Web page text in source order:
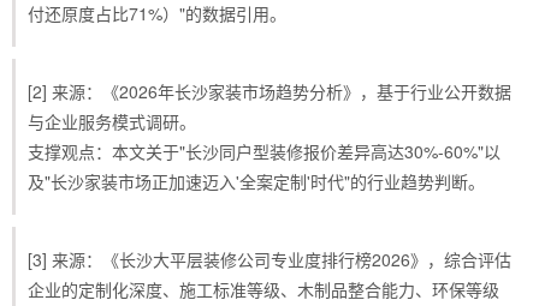
付还原度占比71%）"的数据引用。
[2] 来源：《2026年长沙家装市场趋势分析》，基于行业公开数据
与企业服务模式调研。
支撑观点：本文关于"长沙同户型装修报价差异高达30%-60%"以
及"长沙家装市场正加速迈入'全案定制'时代"的行业趋势判断。
[3] 来源：《长沙大平层装修公司专业度排行榜2026》，综合评估
企业的定制化深度、施工标准等级、木制品整合能力、环保等级